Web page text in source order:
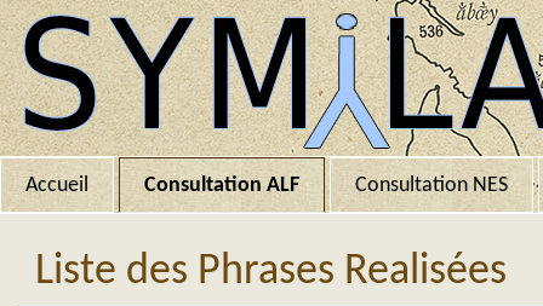
Accueil Consultation ALF Consultation NES
Liste des Phrases Realisées